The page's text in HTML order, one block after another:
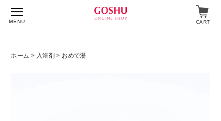
MENU CART
ホーム > 入浴剤 > おめで湯